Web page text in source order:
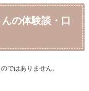
んの体験談・口
ではありません。